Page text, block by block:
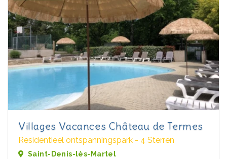
Villages Vacances Château de Termes
Residentieel ontspanningspark - 4 Sterren
Saint-Denis-lès-Martel